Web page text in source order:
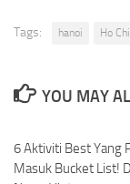
Tags: hanoi Ho
YOU MAY
6 Aktiviti Best Yang
Masuk Bucket List!